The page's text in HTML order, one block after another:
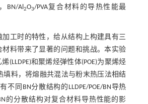
BN/Al2O3/PVA复合材料的导热性能最
加工时的特性，给从结构上构建具有三
材料带来了显著的问题和挑战。本实验
(LLDPE)和聚烯烃弹性体(POE)为聚烯烃
填料，将熔融共混法与粉末热压法相结
不同BN分散结构的LLDPE/POE/BN导热
的分散结构对复合材料导热性能的影